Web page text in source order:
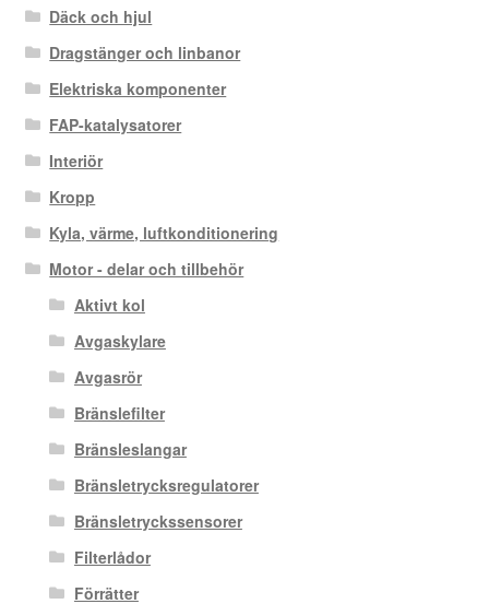
Däck och hjul
Dragstänger och linbanor
Elektriska komponenter
FAP-katalysatorer
Interiör
Kropp
Kyla, värme, luftkonditionering
Motor - delar och tillbehör
Aktivt kol
Avgaskylare
Avgasrör
Bränslefilter
Bränsleslangar
Bränsletrycksregulatorer
Bränsletryckssensorer
Filterlådor
Förrätter